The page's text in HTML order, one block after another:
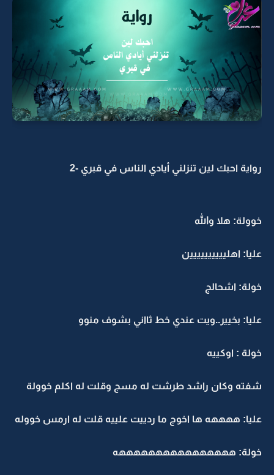
رواية احبك لين تنزلني أيادي الناس في قبري -2
خوولة: هلا والله
عليا: اهليييييييييين
خولة: اشحالج
عليا: بخيير..ويت عندي خط ثااني بشوف منوو
خولة : اوكييه
شفته وكان راشد طرشت له مسج وقلت له اكلم خوولة
عليا: ههههه ها اخوج ما ردييت علييه قلت له ارمس خووله
خولة: ههههههههههههههههه